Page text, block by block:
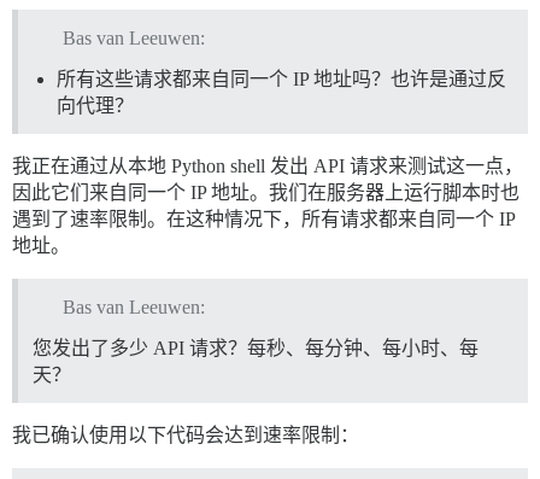
Bas van Leeuwen:
所有这些请求都来自同一个 IP 地址吗？也许是通过反
向代理？
我正在通过从本地 Python shell 发出 API 请求来测试这一点，
因此它们来自同一个 IP 地址。我们在服务器上运行脚本时也
遇到了速率限制。在这种情况下，所有请求都来自同一个 IP
地址。
Bas van Leeuwen:
您发出了多少 API 请求？每秒、每分钟、每小时、每
天？
我已确认使用以下代码会达到速率限制：